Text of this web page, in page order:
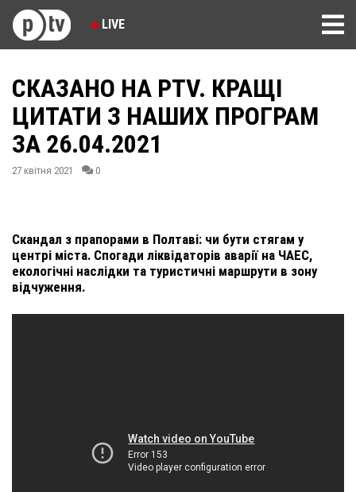
LIVE
СКАЗАНО НА PTV. КРАЩІ
ЦИТАТИ З НАШИХ ПРОГРАМ
ЗА 26.04.2021
27 квітня 2021 0
Скандал з прапорами в Полтаві: чи бути стягам у
центрі міста. Спогади ліквідаторів аварії на ЧАЕС,
екологічні наслідки та туристичні маршрути в зону
відчуження.